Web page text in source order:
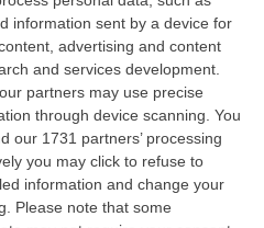
information sent by a device for
advertising and content
and services development.
partners may use precise
through device scanning. You
our 1731 partners’ processing
you may click to refuse to
information and change your
Please note that some
che conducono
in Italia censiti
nei giorni scorsi al
Quasi il 50% si trova al
(44) e al Sud
della Sera”